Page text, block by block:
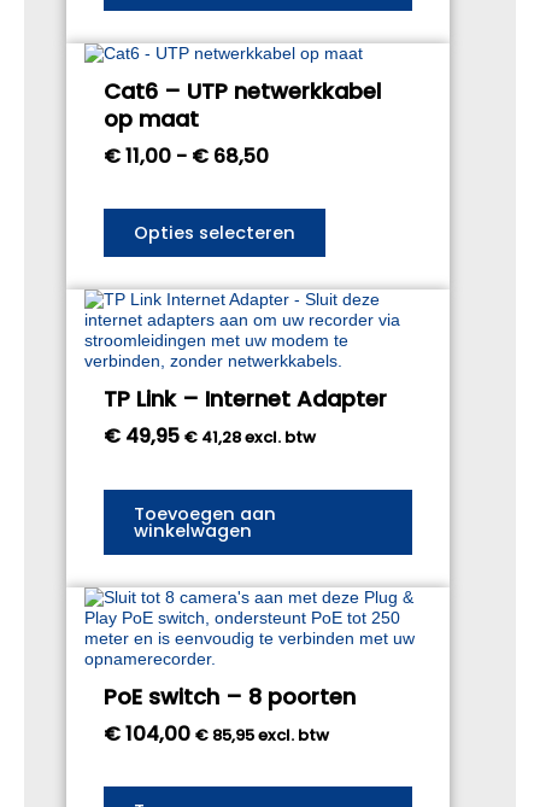
Cat6 – UTP netwerkkabel
op maat
€11,00 - € 68,50
Prijsklasse:
€ 11,00
tot
Opties selecteren
Dit
heeft
op
productpagina
TP Link – Internet Adapter
€ 49,95 € 41,28excl. btw
Toevoegen aan
winkelwagen
PoE switch – 8 poorten
€104,00 € 85,95excl. btw